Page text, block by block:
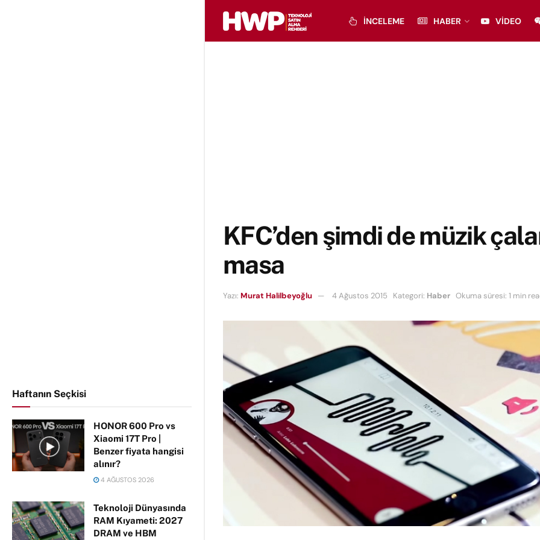
Haftanın Seçkisi
HONOR 600 Pro vs
Xiaomi 17T Pro |
Benzer fiyata hangisi
alınır?
4 AĞUSTOS 2026
Teknoloji Dünyasında
RAM Kıyameti: 2027
DRAM ve HBM
İNCELEME HABER VIDEO
KFC’den şimdi de müzik
masa
Yazı: Murat Halilbeyoğlu 4 Ağustos 2015 Kategori: Haber Okuma süresi: 1 min